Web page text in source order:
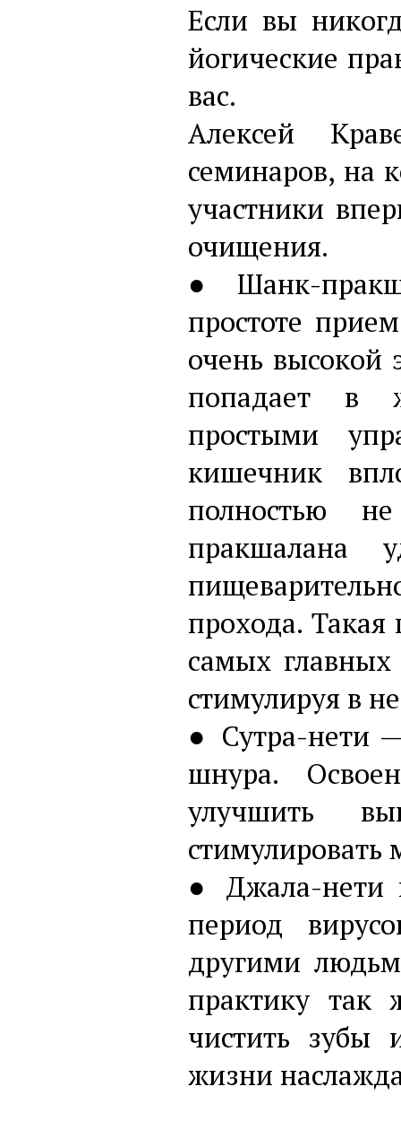
Если вы
йогические
вас.
Алексей
семинаров, на
участники
очищения.
● Шанк-
простоте
очень высокой
попадает в
простыми
кишечник
полностью
пракшалана
прохода. Такая
самых
стимулируя в
● Сутра-нети
шнура.
улучшить
стимулировать
● Джала-нети
период
другими
практику так
чистить зубы
жизни